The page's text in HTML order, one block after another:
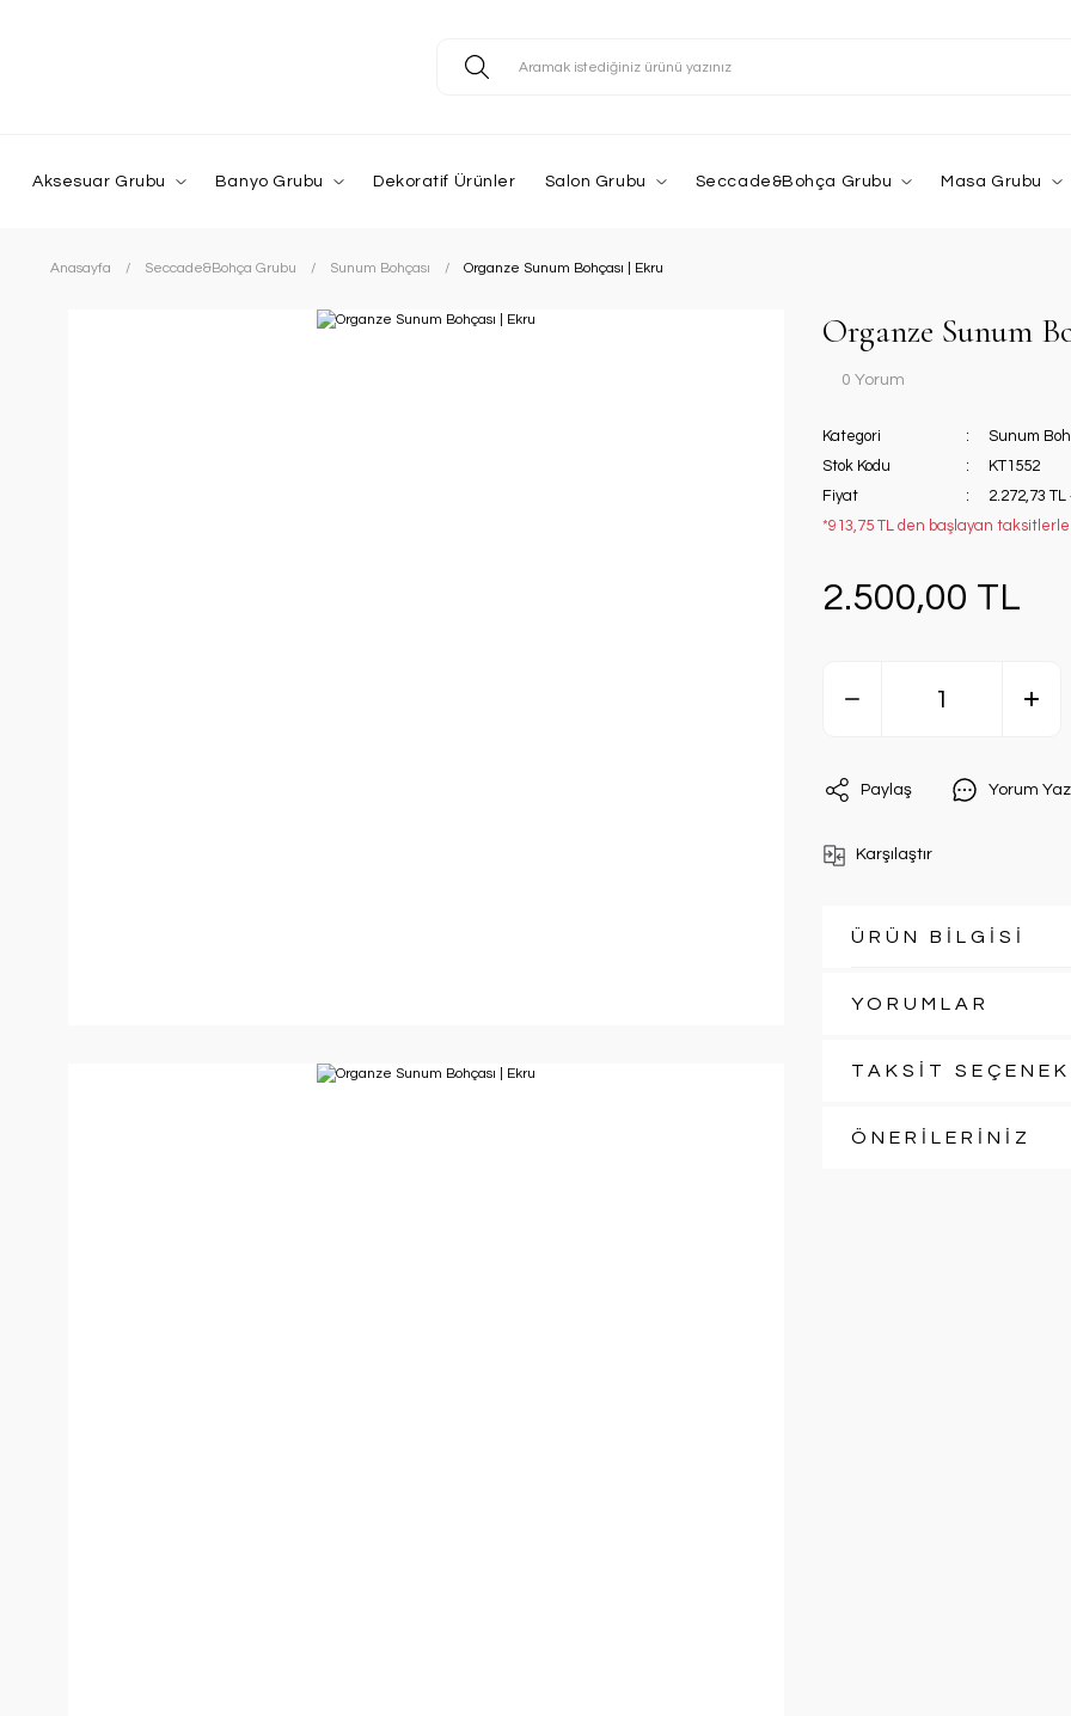
Aksesuar Grubu Banyo Grubu Dekoratif Ürünler Salon Grubu Seccade&Bohça Grubu Masa Grubu
Anasayfa Seccade&Bohça Grubu Sunum Bohçası Organze Sunum Bohçası | Ekru
Organze Sunum
0 Yorum
Kategori
Sunum
Stok Kodu
KT1552
Fiyat
2.272,73 TL
*913,75 TL den başlayan
2.500,00 TL
Paylaş Yorum Yaz
Karşılaştır
ÜRÜN BİLGİSİ
YORUMLAR
TAKSİT
ÖNERİLERİNİZ